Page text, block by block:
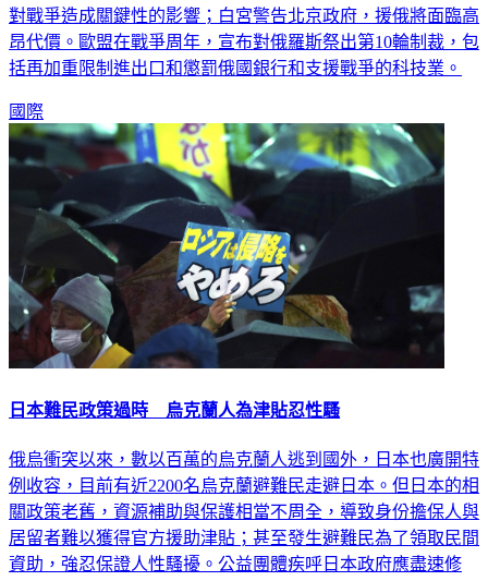
對戰爭造成關鍵性的影響；白宮警告北京政府，援俄將面臨高
昂代價。歐盟在戰爭周年，宣布對俄羅斯祭出第10輪制裁，包
括再加重限制進出口和懲罰俄國銀行和支援戰爭的科技業。
國際
日本難民政策過時 烏克蘭人為津貼忍性騷
俄烏衝突以來，數以百萬的烏克蘭人逃到國外，日本也廣開特
例收容，目前有近2200名烏克蘭避難民走避日本。但日本的相
關政策老舊，資源補助與保護相當不周全，導致身份擔保人與
居留者難以獲得官方援助津貼；甚至發生避難民為了領取民間
資助，強忍保證人性騷擾。公益團體疾呼日本政府應盡速修